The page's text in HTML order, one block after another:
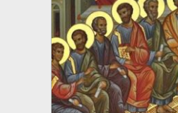
Ορθόδοξη οικογένεια
Ορθόδοξο προσκυνητάριο
Σκέψεις-προβληματισμοί